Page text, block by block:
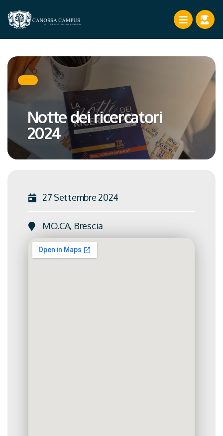
Notte dei ricercatori
2024
27 Settembre 2024
MO.CA, Brescia